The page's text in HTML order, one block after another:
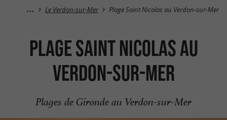
Le Verdon-sur-Mer Plage Saint Nicolas au Verdon-sur-Mer
Plage Saint Nicolas au
Verdon-sur-Mer
Plages de Gironde au Verdon-sur-Mer